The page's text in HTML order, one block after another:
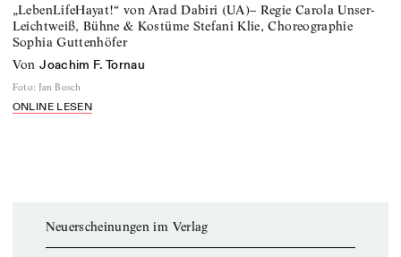
„LebenLifeHayat!“ von Arad Dabiri (UA)– Regie Carola Unser-
Leichtweiß, Bühne & Kostüme Stefani Klie, Choreographie
Sophia Guttenhöfer
von Joachim F. Tornau
Foto: Jan Bosch
ONLINE LESEN
Neuerscheinungen im Verlag